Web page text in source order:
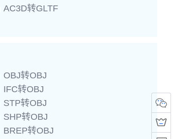
AC3D转GLTF
OBJ转OBJ
IFC转OBJ
STP转OBJ
SHP转OBJ
BREP转OBJ